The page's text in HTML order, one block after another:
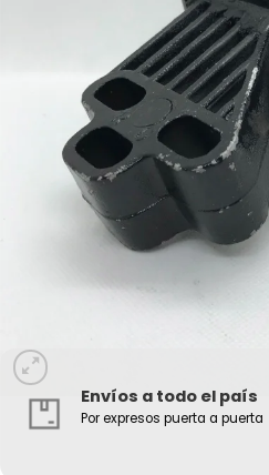
Envíos a todo el país
Por expresos puerta a puerta